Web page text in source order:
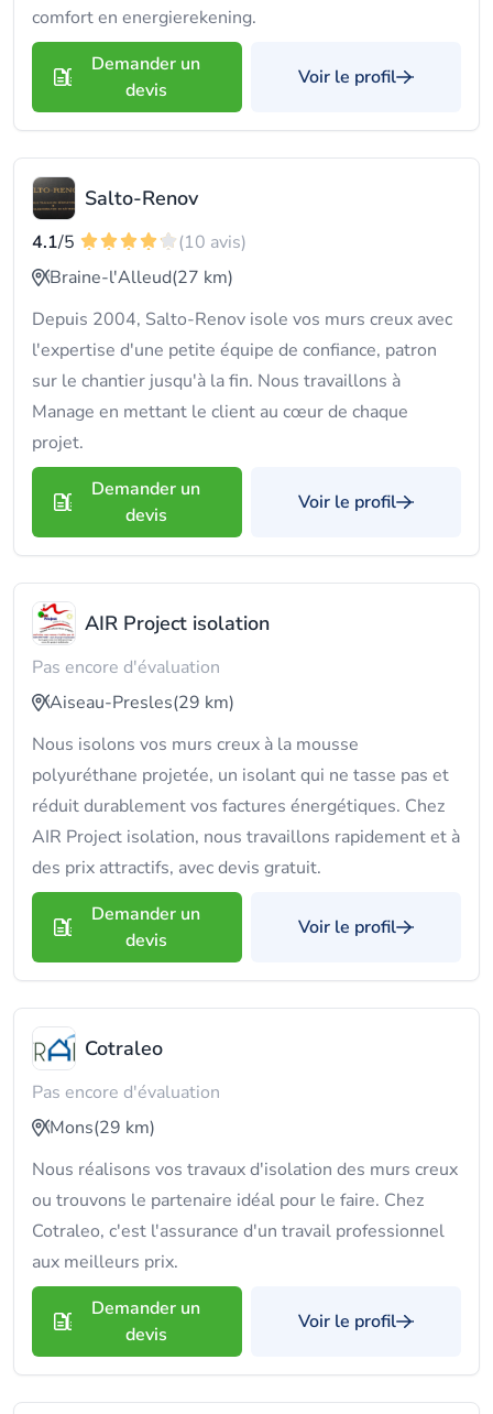
comfort en energierekening.
Demander un
devis
Voir le profil
Salto-Renov
4.1/5
(10 avis)
Braine-l'Alleud(27 km)
Depuis 2004, Salto-Renov isole vos murs creux avec
l'expertise d'une petite équipe de confiance, patron
sur le chantier jusqu'à la fin. Nous travaillons à
Manage en mettant le client au cœur de chaque
projet.
Demander un
devis
Voir le profil
AIR Project isolation
Pas encore d'évaluation
Aiseau-Presles(29 km)
Nous isolons vos murs creux à la mousse
polyuréthane projetée, un isolant qui ne tasse pas et
réduit durablement vos factures énergétiques. Chez
AIR Project isolation, nous travaillons rapidement et à
des prix attractifs, avec devis gratuit.
Demander un
devis
Voir le profil
Cotraleo
Pas encore d'évaluation
Mons(29 km)
Nous réalisons vos travaux d'isolation des murs creux
ou trouvons le partenaire idéal pour le faire. Chez
Cotraleo, c'est l'assurance d'un travail professionnel
aux meilleurs prix.
Demander un
devis
Voir le profil